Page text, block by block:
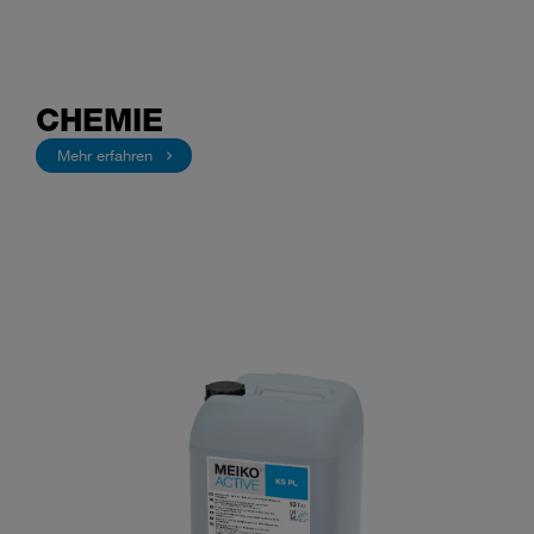
CHEMIE
Mehr erfahren